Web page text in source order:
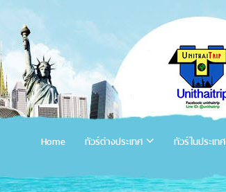
Home ทัวร์ต่างประเทศ ทัวร์ในประเทศ